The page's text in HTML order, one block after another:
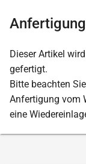
Dieser Artikel
gefertigt.
Bitte beachten
Anfertigung vom
eine